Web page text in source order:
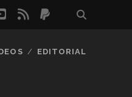
youtube
rss paypal
EDITORIAL